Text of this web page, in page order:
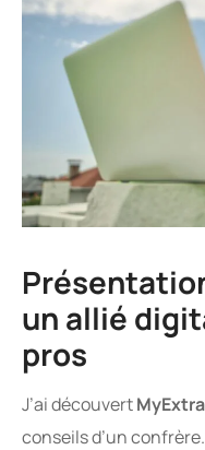
un allié
pros
J’ai découvert
conseils d’un